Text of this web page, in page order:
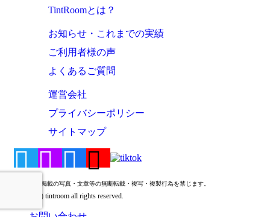
TintRoomとは？
お知らせ・これまでの実績
ご利用者様の声
よくあるご質問
運営会社
プライバシーポリシー
サイトマップ
このサイトに掲載の写真・文章等の無断転載・複写・複製行為を禁じます。
Copyright (c) tintroom all rights reserved.